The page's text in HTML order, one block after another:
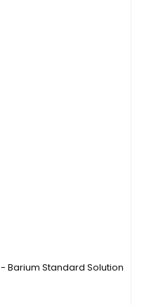
- Barium Standard Solution